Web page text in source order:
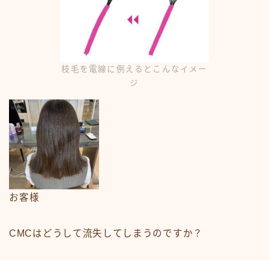
枝毛を電線に例えるとこんなイメー
ジ
お客様
CMCはどうして流失してしまうのですか？